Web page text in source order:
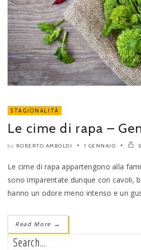
STAGIONALITÀ
Le cime di rapa –
by ROBERTO AMBOLDI 1 GENNAIO
Le cime di rapa appartengono alla
sono imparentate dunque con cavoli,
hanno un odore meno intenso e un
Read More →